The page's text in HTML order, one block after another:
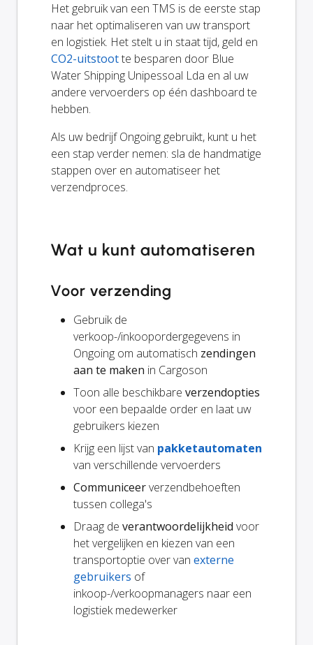
Het gebruik van een TMS is de eerste stap
naar het optimaliseren van uw transport
en logistiek. Het stelt u in staat tijd, geld en
CO2-uitstootte besparen door Blue
Water Shipping Unipessoal Lda en al uw
andere vervoerders op één dashboard te
hebben.
Als uw bedrijf Ongoing gebruikt, kunt u het
een stap verder nemen: sla de handmatige
stappen over en automatiseer het
verzendproces.
Wat u kunt automatiseren
Voor verzending
Gebruik de
verkoop-/inkoopordergegevens in
Ongoing om automatisch zendingen
aan te maken in Cargoson
Toon alle beschikbare verzendopties
voor een bepaalde order en laat uw
gebruikers kiezen
Krijg een lijst van pakketautomaten
van verschillende vervoerders
Communiceerverzendbehoeften
tussen collega's
Draag de verantwoordelijkheid voor
het vergelijken en kiezen van een
transportoptie over van externe
gebruikers of
inkoop-/verkoopmanagers naar een
logistiek medewerker